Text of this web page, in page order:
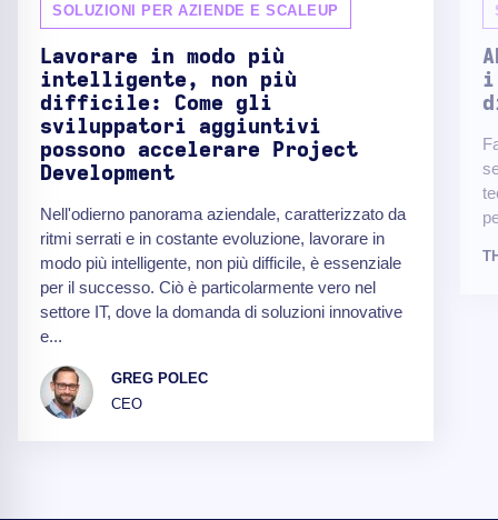
SOLUZIONI PER AZIENDE E SCALEUP
Lavorare in modo più
intelligente, non più
difficile: Come gli
sviluppatori aggiuntivi
possono accelerare Project
Development
Nell'odierno panorama aziendale, caratterizzato da
ritmi serrati e in costante evoluzione, lavorare in
modo più intelligente, non più difficile, è essenziale
per il successo. Ciò è particolarmente vero nel
settore IT, dove la domanda di soluzioni innovative
e...
GREG POLEC
CEO
i